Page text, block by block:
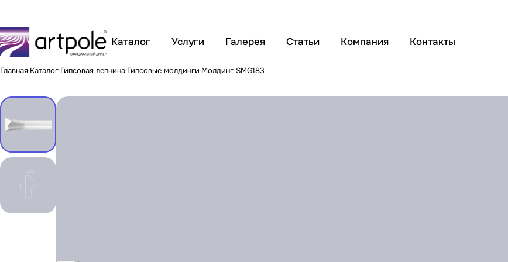
Каталог Услуги Галерея Статьи Компания Контакты
Главная Каталог Гипсовая лепнина Гипсовые молдинги Молдинг SMG183